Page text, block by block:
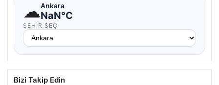
☁Ankara
NaN°C
ŞEHIR SEÇ
Bizi Takip Edin